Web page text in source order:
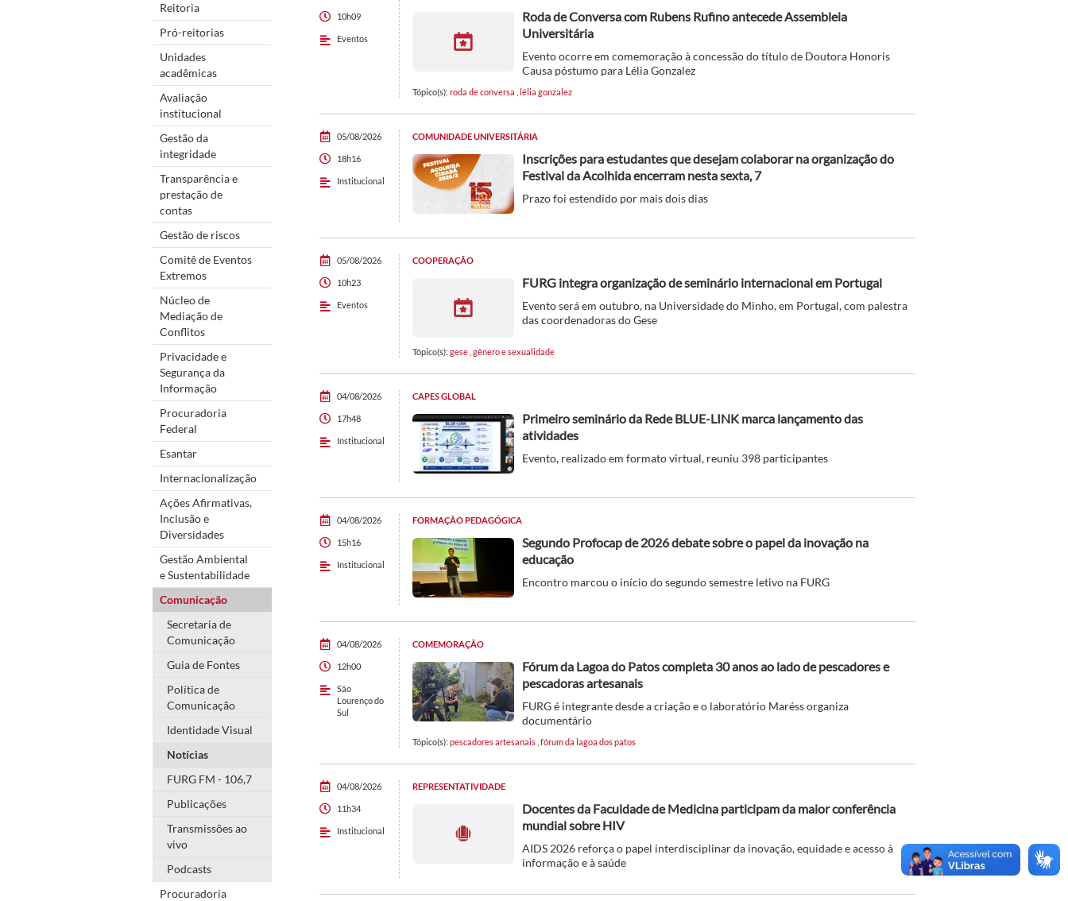
Reitoria
Pró-reitorias
Unidades
acadêmicas
Avaliação
institucional
Gestão da
integridade
Transparência e
prestação de
contas
Gestão de riscos
Comitê de Eventos
Extremos
Núcleo de
Mediação de
Conflitos
Privacidade e
Segurança da
Informação
Procuradoria
Federal
Esantar
Internacionalização
Ações Afirmativas,
Inclusão e
Diversidades
Gestão Ambiental
e Sustentabilidade
Comunicação
Secretaria de
Comunicação
Guia de Fontes
Política de
Comunicação
Identidade Visual
Notícias
FURG FM - 106,7
Publicações
Transmissões ao
vivo
Podcasts
Procuradoria
10h09
Eventos
Roda de Conversa com Rubens Rufino antecede Assembleia
Universitária
Evento ocorre em comemoração à concessão do título de Doutora Honoris
Causa póstumo para Lélia Gonzalez
Tópico(s): roda de conversa lélia gonzalez
05/08/2026
18h16
Institucional
COMUNIDADE UNIVERSITÁRIA
Inscrições para estudantes que desejam colaborar na organização do
Festival da Acolhida encerram nesta sexta, 7
Prazo foi estendido por mais dois dias
05/08/2026
10h23
Eventos
COOPERAÇÃO
FURG integra organização de seminário internacional em Portugal
Evento será em outubro, na Universidade do Minho, em Portugal, com palestra
das coordenadoras do Gese
Tópico(s): gese gênero e sexualidade
04/08/2026
17h48
Institucional
CAPES GLOBAL
Primeiro seminário da Rede BLUE-LINK marca lançamento das
atividades
Evento, realizado em formato virtual, reuniu 398 participantes
04/08/2026
15h16
Institucional
FORMAÇÃO PEDAGÓGICA
Segundo Profocap de 2026 debate sobre o papel da inovação na
educação
Encontro marcou o início do segundo semestre letivo na FURG
04/08/2026
12h00
São
Lourenço do
Sul
COMEMORAÇÃO
Fórum da Lagoa do Patos completa 30 anos ao lado de pescadores e
pescadoras artesanais
FURG é integrante desde a criação e o laboratório Maréss organiza
documentário
Tópico(s): pescadores artesanais fórum da lagoa dos patos
04/08/2026
11h34
Institucional
REPRESENTATIVIDADE
Docentes da Faculdade de Medicina participam da maior conferência
mundial sobre HIV
AIDS 2026 reforça o papel interdisciplinar da inovação, equidade e acesso à
informação e à saúde